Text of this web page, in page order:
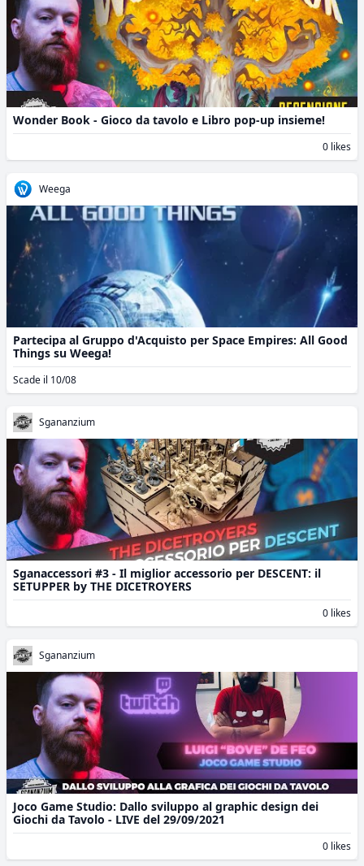
Wonder Book - Gioco da tavolo e Libro pop-up insieme!
0 likes
Weega
Partecipa al Gruppo d'Acquisto per Space Empires: All Good
Things su Weega!
Scade il 10/08
Sgananzium
Sganaccessori #3 - Il miglior accessorio per DESCENT: il
SETUPPER by THE DICETROYERS
0 likes
Sgananzium
Joco Game Studio: Dallo sviluppo al graphic design dei
Giochi da Tavolo - LIVE del 29/09/2021
0 likes